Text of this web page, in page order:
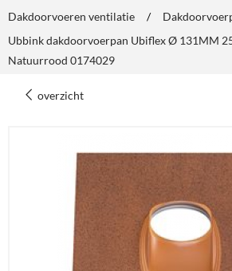
Dakdoorvoeren ventilatie
/
Ubbink dakdoorvoerpan Ubiflex Ø 131MM
Natuurrood 0174029
overzicht